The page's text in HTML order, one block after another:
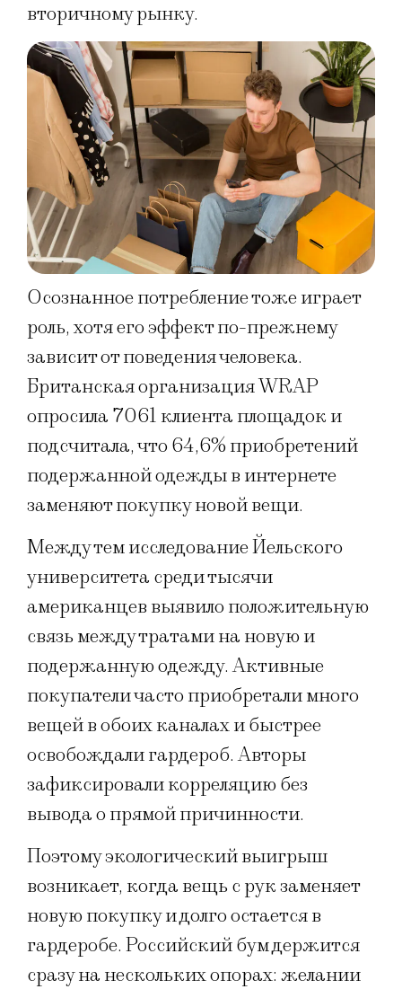
вторичному рынку.
Осознанное потребление тоже играет
роль, хотя его эффект по-прежнему
зависит от поведения человека.
Британская организация WRAP
опросила 7061 клиента площадок и
подсчитала, что 64,6% приобретений
подержанной одежды в интернете
заменяют покупку новой вещи.
Между тем исследование Йельского
университета среди тысячи
американцев выявило положительную
связь между тратами на новую и
подержанную одежду. Активные
покупатели часто приобретали много
вещей в обоих каналах и быстрее
освобождали гардероб. Авторы
зафиксировали корреляцию без
вывода о прямой причинности.
Поэтому экологический выигрыш
возникает, когда вещь с рук заменяет
новую покупку и долго остается в
гардеробе. Российский бум держится
сразу на нескольких опорах: желании